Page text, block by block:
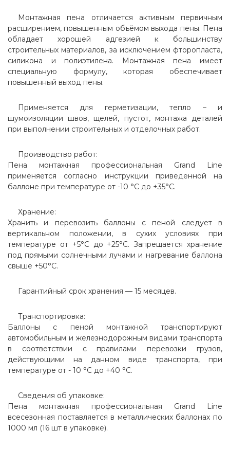
Монтажная пена отличается активным первичным
расширением, повышенным объёмом выхода пены. Пена
обладает хорошей адгезией к большинству
строительных материалов, за исключением фторопласта,
силикона и полиэтилена. Монтажная пена имеет
специальную формулу, которая обеспечивает
повышенный выход пены.
Применяется для герметизации, тепло – и
шумоизоляции швов, щелей, пустот, монтажа деталей
при выполнении строительных и отделочных работ.
Производство работ:
Пена монтажная профессиональная Grand Line
применяется согласно инструкции приведенной на
баллоне при температуре от -10 °С до +35°С.
Хранение:
Хранить и перевозить баллоны с пеной следует в
вертикальном положении, в сухих условиях при
температуре от +5°С до +25°С. Запрещается хранение
под прямыми солнечными лучами и нагревание баллона
свыше +50°С.
Гарантийный срок хранения — 15 месяцев.
Транспортировка:
Баллоны с пеной монтажной транспортируют
автомобильным и железнодорожным видами транспорта
в соответствии с правилами перевозки грузов,
действующими на данном виде транспорта, при
температуре от - 10 °С до +40 °С.
Сведения об упаковке:
Пена монтажная профессиональная Grand Line
всесезонная поставляется в металлических баллонах по
1000 мл (16 шт в упаковке).